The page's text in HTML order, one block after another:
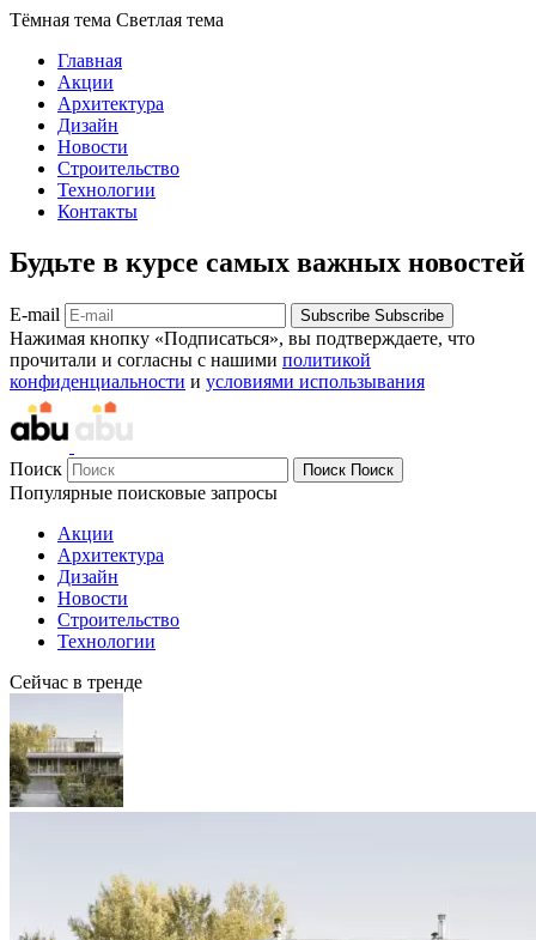
Тёмная тема Светлая тема
Главная
Акции
Архитектура
Дизайн
Новости
Строительство
Технологии
Контакты
Будьте в курсе самых важных новостей
E-mail Subscribe Subscribe
Нажимая кнопку «Подписаться», вы подтверждаете, что
прочитали и согласны с нашими политикой
конфиденциальности и условиями использывания
Поиск Поиск Поиск
Популярные поисковые запросы
Акции
Архитектура
Дизайн
Новости
Строительство
Технологии
Сейчас в тренде